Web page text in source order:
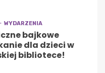
WYDARZENIA
bajkowe
dla dzieci w
bibliotece!